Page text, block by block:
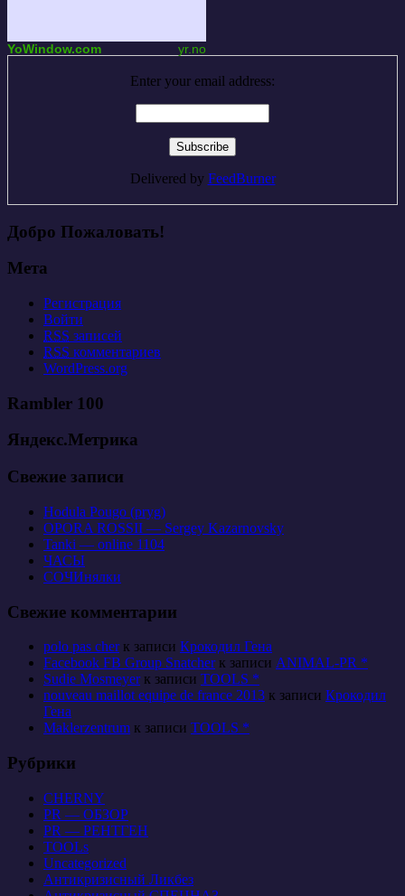
YoWindow.com yr.no
Enter your email address:
Delivered by FeedBurner
Добро Пожаловать!
Мета
Регистрация
Войти
RSS записей
RSS комментариев
WordPress.org
Rambler 100
Яндекс.Метрика
Свежие записи
Hodula Pougo (pryg)
OPORA ROSSII — Sergey Kazarnovsky
Tanki — online 1104
ЧАСЫ
СОЧИнялки
Свежие комментарии
polo pas cherк записи Крокодил Гена
Facebook FB Group Snatcherк записи ANIMAL-PR *
Sudie Mosmeyerк записи TOOLS *
nouveau maillot equipe de france 2013 к записи Крокодил
Гена
Maklerzentrum к записи TOOLS *
Рубрики
CHERNY
PR — ОБЗОР
PR — РЕНТГЕН
TOOLs
Uncategorized
Антикризисный Ликбез